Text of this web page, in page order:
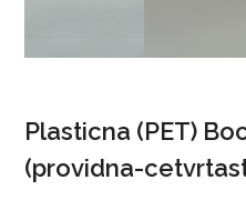
Plasticna (PET)
(providna-